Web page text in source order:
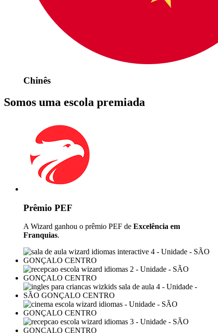
Chinês
Somos uma escola premiada
Prêmio PEF
A Wizard ganhou o prêmio PEF de Excelência em
Franquias.